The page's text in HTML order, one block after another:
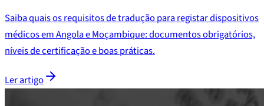
Saiba quais os requisitos de tradução para registar dispositivos
médicos em Angola e Moçambique: documentos obrigatórios,
níveis de certificação e boas práticas.
Ler artigo